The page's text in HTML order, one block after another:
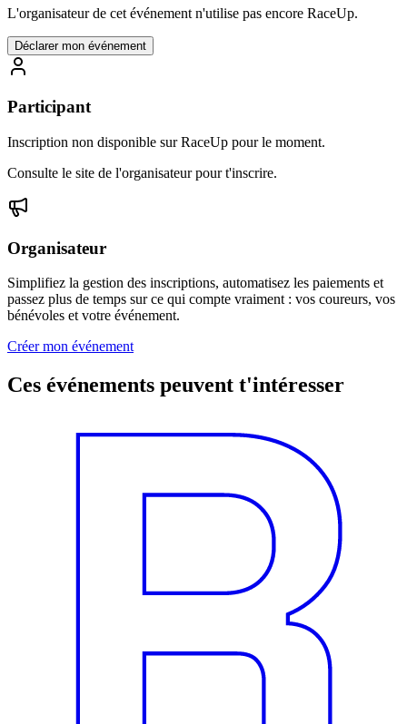
L'organisateur de cet événement n'utilise pas encore RaceUp.
Déclarer mon événement
Participant
Inscription non disponible sur RaceUp pour le moment.
Consulte le site de l'organisateur pour t'inscrire.
Organisateur
Simplifiez la gestion des inscriptions, automatisez les paiements et
passez plus de temps sur ce qui compte vraiment : vos coureurs, vos
bénévoles et votre événement.
Créer mon événement
Ces événements peuvent t'intéresser